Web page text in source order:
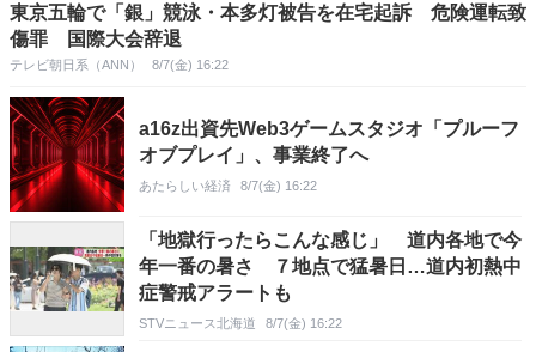
東京五輪で「銀」競泳・本多灯被告を在宅起訴 危険運転致
傷罪 国際大会辞退
テレビ朝日系（ANN） 8/7(金) 16:22
a16z出資先Web3ゲームスタジオ「プルーフ
オブプレイ」、事業終了へ
あたらしい経済 8/7(金) 16:22
「地獄行ったらこんな感じ」 道内各地で今
年一番の暑さ ７地点で猛暑日…道内初熱中
症警戒アラートも
STVニュース北海道 8/7(金) 16:22